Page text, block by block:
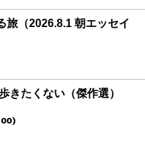
旅（2026.8.1 朝エッセイ
きたくない（傑作選）